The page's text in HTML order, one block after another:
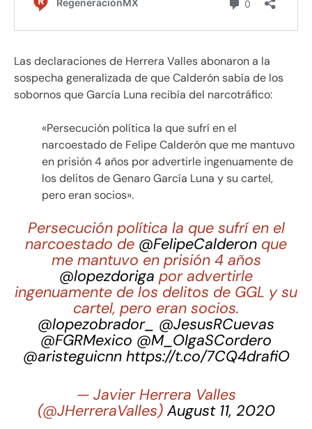
Las declaraciones de Herrera Valles abonaron a la
sospecha generalizada de que Calderón sabía de los
sobornos que García Luna recibía del narcotráfico:
«Persecución política la que sufrí en el
narcoestado de Felipe Calderón que me mantuvo
en prisión 4 años por advertirle ingenuamente de
los delitos de Genaro García Luna y su cartel,
pero eran socios».
Persecución política la que sufrí en el
narcoestado de @FelipeCalderon que
me mantuvo en prisión 4 años
@lopezdoriga por advertirle
ingenuamente de los delitos de GGL y su
cartel, pero eran socios.
@lopezobrador_ @JesusRCuevas
@FGRMexico @M_OlgaSCordero
@aristeguicnn https://t.co/7CQ4drafiO
— Javier Herrera Valles
(@JHerreraValles) August 11, 2020